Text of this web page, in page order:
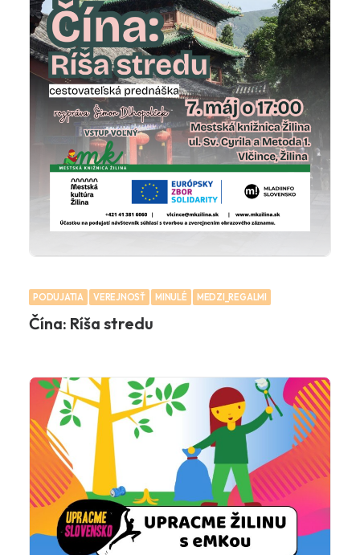
PODUJATIA VEREJNOSŤ MINULÉ MEDZI_REGALMI
Čína: Ríša stredu